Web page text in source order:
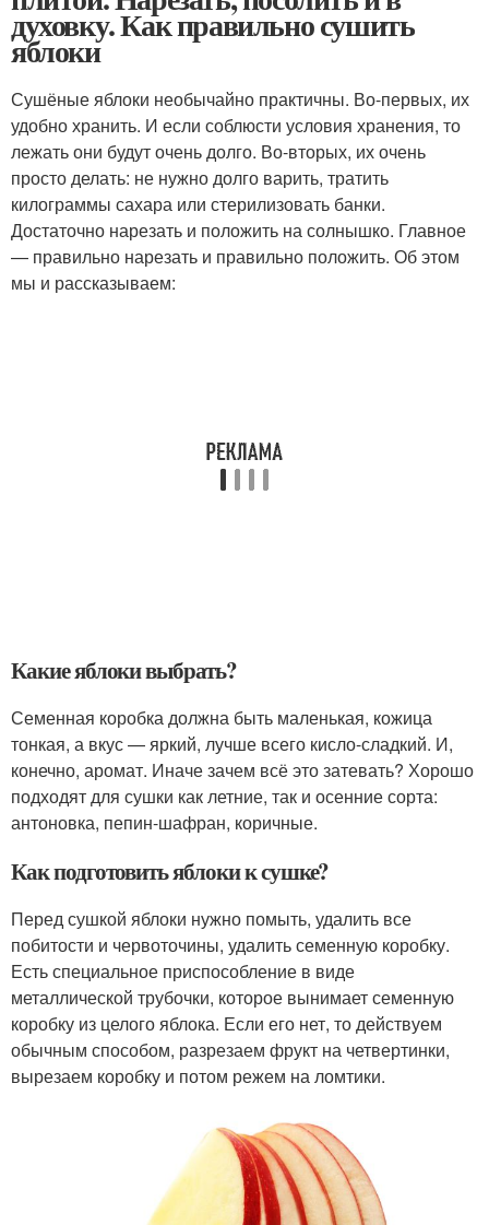
духовку. Как правильно сушить
яблоки
Сушёные яблоки необычайно практичны. Во-первых, их
удобно хранить. И если соблюсти условия хранения, то
лежать они будут очень долго. Во-вторых, их очень
просто делать: не нужно долго варить, тратить
килограммы сахара или стерилизовать банки.
Достаточно нарезать и положить на солнышко. Главное
— правильно нарезать и правильно положить. Об этом
мы и рассказываем:
Какие яблоки выбрать?
Семенная коробка должна быть маленькая, кожица
тонкая, а вкус — яркий, лучше всего кисло-сладкий. И,
конечно, аромат. Иначе зачем всё это затевать? Хорошо
подходят для сушки как летние, так и осенние сорта:
антоновка, пепин-шафран, коричные.
Как подготовить яблоки к сушке?
Перед сушкой яблоки нужно помыть, удалить все
побитости и червоточины, удалить семенную коробку.
Есть специальное приспособление в виде
металлической трубочки, которое вынимает семенную
коробку из целого яблока. Если его нет, то действуем
обычным способом, разрезаем фрукт на четвертинки,
вырезаем коробку и потом режем на ломтики.